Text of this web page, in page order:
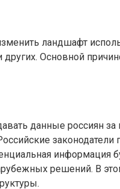
ландшафт
Основной
данные россиян
информация
решений. В